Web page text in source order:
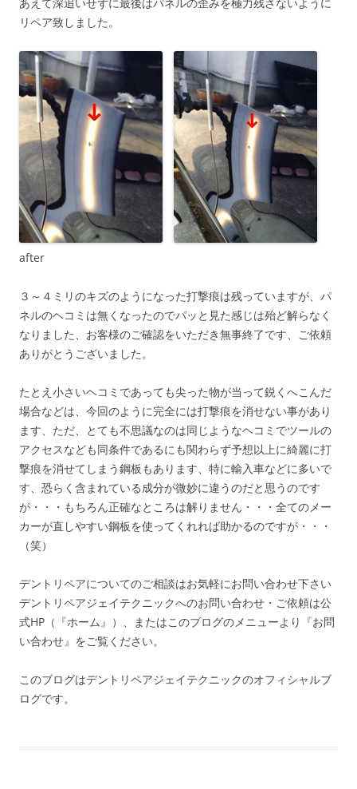
リペア致しました。
after
３～４ミリのキズのようになった打撃痕は残っていますが、パ
ネルのヘコミは無くなったのでパッと見た感じは殆ど解らなく
なりました、お客様のご確認をいただき無事終了です、ご依頼
ありがとうございました。
たとえ小さいヘコミであっても尖った物が当って鋭くへこんだ
場合などは、今回のように完全には打撃痕を消せない事があり
ます、ただ、とても不思議なのは同じようなヘコミでツールの
アクセスなども同条件であるにも関わらず予想以上に綺麗に打
撃痕を消せてしまう鋼板もあります、特に輸入車などに多いで
す、恐らく含まれている成分が微妙に違うのだと思うのです
が・・・もちろん正確なところは解りません・・・全てのメー
カーが直しやすい鋼板を使ってくれれば助かるのですが・・・
（笑）
デントリペアについてのご相談はお気軽にお問い合わせ下さい
デントリペアジェイテクニックへのお問い合わせ・ご依頼は公
式HP（『ホーム』）、またはこのブログのメニューより『お問
い合わせ』をご覧ください。
このブログはデントリペアジェイテクニックのオフィシャルブ
ログです。